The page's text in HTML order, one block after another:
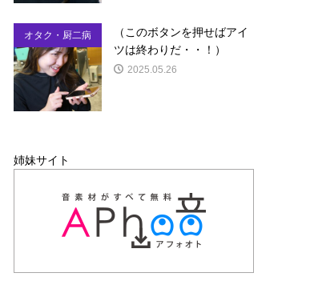
オタク・厨二病
（このボタンを押せばアイ
ツは終わりだ・・！）
2025.05.26
姉妹サイト